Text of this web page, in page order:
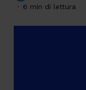
6 min di lettura